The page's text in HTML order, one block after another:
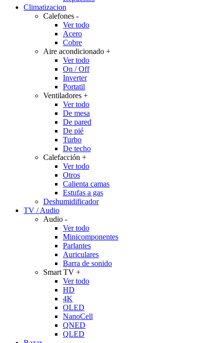
Climatizacion
Calefones -
Ver todo
Acero
Cobre
Aire acondicionado +
Ver todo
On / Off
Inverter
Portatil
Ventiladores +
Ver todo
De mesa
De pared
De pié
Turbo
De techo
Calefacción +
Ver todo
Otros
Calienta camas
Estufas a gas
Deshumidificador
TV / Audio
Audio -
Ver todo
Minicomponentes
Parlantes
Auriculares
Barra de sonido
Smart TV +
Ver todo
HD
4K
OLED
NanoCell
QNED
QLED